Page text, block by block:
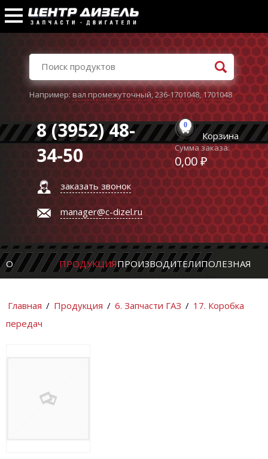
Например:вал промежуточный,236-1701048,1701048
8 (3952) 48-
34-50
заказать звонок
manager@c-dizel.ru
0
Корзина
Сумма заказа:
0,00 ₽
О ПРОДУКЦИЯПРОИЗВОДИТЕЛИПОЛЕЗНАЯ
Главная / Продукция / 6. Запчасти ГАЗ / 17. Коробка
передач